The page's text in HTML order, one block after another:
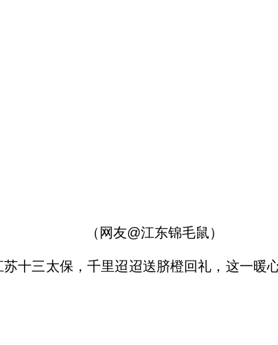
（网友@江东锦毛鼠）
十三太保，千里迢迢送脐橙回礼，这一暖